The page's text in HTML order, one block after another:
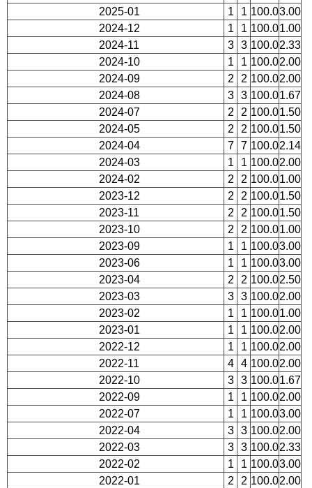
2025-01
1 1 100.03.00
2024-12
1 1 100.01.00
2024-11
3 3 100.02.33
2024-10
1 1 100.02.00
2024-09
2 2 100.02.00
2024-08
3 3 100.01.67
2024-07
2 2 100.01.50
2024-05
2 2 100.01.50
2024-04
7 7 100.02.14
2024-03
1 1 100.02.00
2024-02
2 2 100.01.00
2023-12
2 2 100.01.50
2023-11
2 2 100.01.50
2023-10
2 2 100.01.00
2023-09
1 1 100.03.00
2023-06
1 1 100.03.00
2023-04
2 2 100.02.50
2023-03
3 3 100.02.00
2023-02
1 1 100.01.00
2023-01
1 1 100.02.00
2022-12
1 1 100.02.00
2022-11
4 4 100.02.00
2022-10
3 3 100.01.67
2022-09
1 1 100.02.00
2022-07
1 1 100.03.00
2022-04
3 3 100.02.00
2022-03
3 3 100.02.33
2022-02
1 1 100.03.00
2022-01
2 2 100.02.00